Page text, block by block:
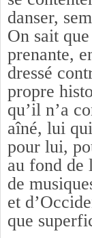
danser,
On sait
prenante,
dressé
propre
qu’il n’a
aîné, lui
pour lui,
au fond de
de
et
que